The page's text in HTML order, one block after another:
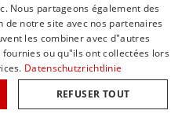
Nous partageons également des
notre site avec nos partenaires
les combiner avec d"autres
ou qu"ils ont collectées lors
Datenschutzrichtlinie
REFUSER TOUT